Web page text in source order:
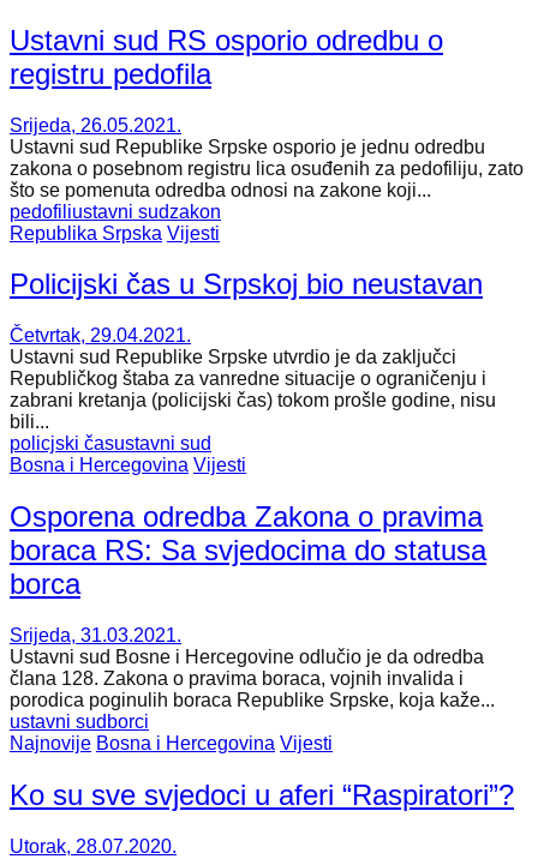
Ustavni sud RS osporio odredbu o
registru pedofila
Srijeda, 26.05.2021.
Ustavni sud Republike Srpske osporio je jednu odredbu
zakona o posebnom registru lica osuđenih za pedofiliju, zato
što se pomenuta odredba odnosi na zakone koji...
pedofiliustavni sudzakon
Republika Srpska Vijesti
Policijski čas u Srpskoj bio neustavan
Četvrtak, 29.04.2021.
Ustavni sud Republike Srpske utvrdio je da zaključci
Republičkog štaba za vanredne situacije o ograničenju i
zabrani kretanja (policijski čas) tokom prošle godine, nisu
bili...
policjski časustavni sud
Bosna i Hercegovina Vijesti
Osporena odredba Zakona o pravima
boraca RS: Sa svjedocima do statusa
borca
Srijeda, 31.03.2021.
Ustavni sud Bosne i Hercegovine odlučio je da odredba
člana 128. Zakona o pravima boraca, vojnih invalida i
porodica poginulih boraca Republike Srpske, koja kaže...
ustavni sud borci
Najnovije Bosna i Hercegovina Vijesti
Ko su sve svjedoci u aferi “Raspiratori”?
Utorak, 28.07.2020.